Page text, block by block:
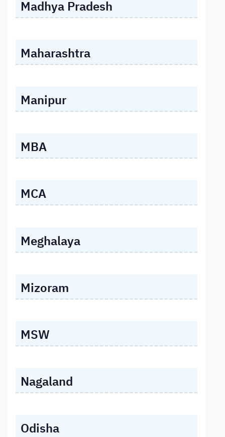
Madhya Pradesh
Maharashtra
Manipur
MBA
MCA
Meghalaya
Mizoram
MSW
Nagaland
Odisha